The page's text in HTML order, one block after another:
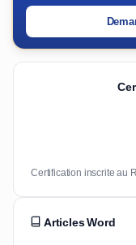
Certification inscrite au
Articles Word